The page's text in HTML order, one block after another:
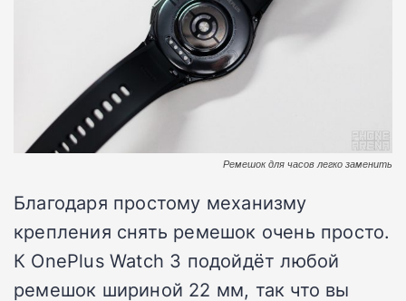
Ремешок для часов легко заменить
Благодаря простому механизму
крепления снять ремешок очень просто.
К OnePlus Watch 3 подойдёт любой
ремешок шириной 22 мм, так что вы